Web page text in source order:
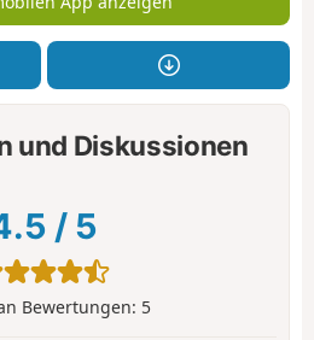
und Diskussionen
/ 5
Bewertungen: 5